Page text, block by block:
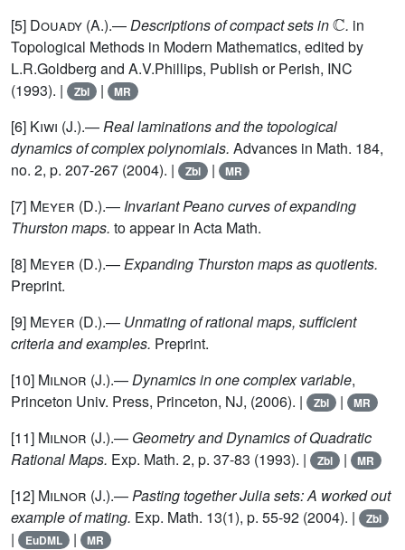
[5] Douady (A.).—Descriptions of compact sets in . in
Topological Methods in Modern Mathematics, edited by
L.R.Goldberg and A.V.Phillips, Publish or Perish, INC
(1993). |
Zbl | MR
[6] Kiwi (J.).—Real laminations and the topological
dynamics of complex polynomials. Advances in Math. 184,
no. 2, p. 207-267 (2004). |
Zbl | MR
[7] Meyer (D.).— Invariant Peano curves of expanding
Thurston maps. to appear in Acta Math.
[8] Meyer (D.).—Expanding Thurston maps as quotients.
Preprint.
[9] Meyer (D.).— Unmating of rational maps, sufficient
criteria and examples. Preprint.
[10] Milnor (J.).—Dynamics in one complex variable,
Princeton Univ. Press, Princeton, NJ, (2006). |
Zbl | MR
[11] Milnor (J.).— Geometry and Dynamics of Quadratic
Rational Maps. Exp. Math. 2, p. 37-83 (1993). | Zbl | MR
[12] Milnor (J.).—Pasting together Julia sets: A worked out
example of mating. Exp. Math. 13(1), p. 55-92 (2004). | Zbl
| EuDML | MR